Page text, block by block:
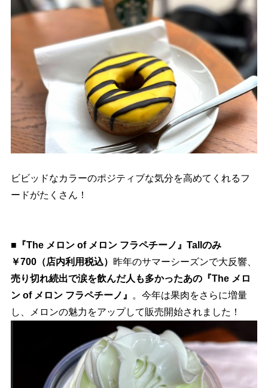
ビビッドなカラーのポジティブな気分を高めてくれるフ
ードがたくさん！
■『The メロン of メロン フラペチーノ』Tallのみ
￥700（店内利用税込） 昨年のサマーシーズンで大反響、
売り切れ続出で涙を飲んだ人も多かったあの『The メロ
ン of メロン フラペチーノ』
。今年は果肉をさらに増量
し、メロンの魅力をアップして販売開始されました！